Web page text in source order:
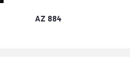
AZ 884